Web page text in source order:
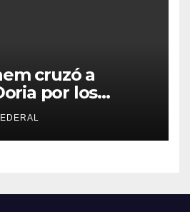
cruzó a
por los
Guanchín: